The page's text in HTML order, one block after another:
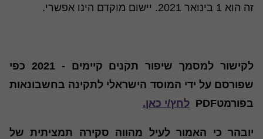
זה הוא 1 בינואר 2021. יישום מוקדם הינו אפשרי.
לקישור למסמך שיפור תקנים קיימים - 2021 כפי
שפורסם על ידי המוסד הישראלי לתקינה בחשבונאות
בפורמטPDF
לחץ/י כאן.
יובהר כי האמור לעיל מהווה סקירה תמציתית של